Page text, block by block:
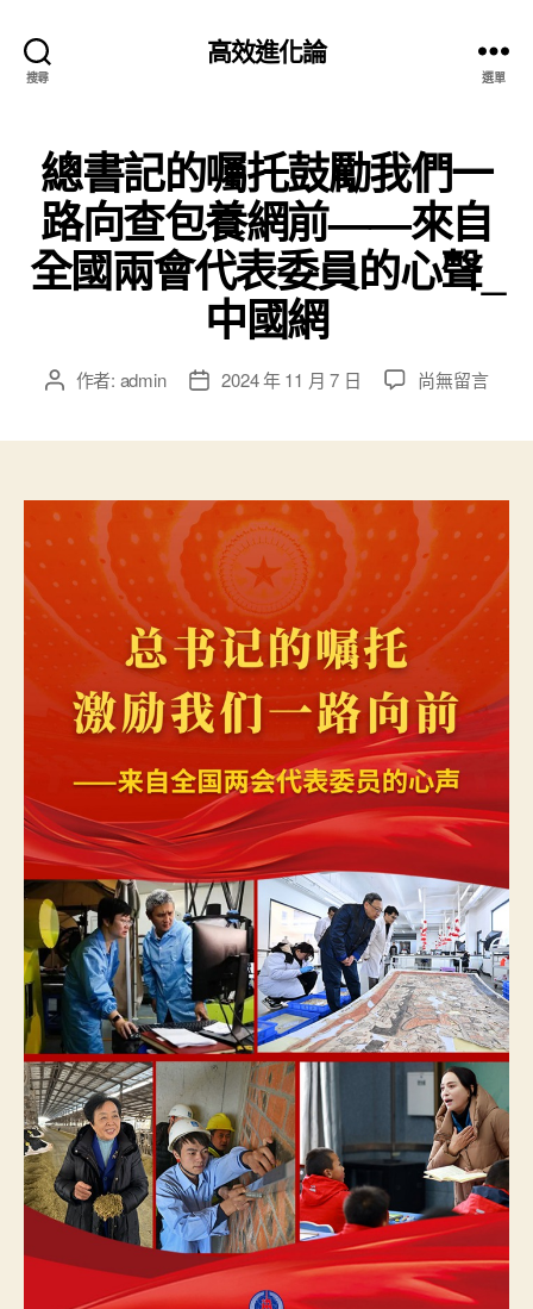
搜尋
高效進化論
選單
總書記的囑托鼓勵我們一
路向查包養網前——來自
全國兩會代表委員的心聲_
中國網
文 作者: admin
文
期
2024 年 11 月 7 日
在
囑
托
鼓
勵
我
們
路
向
查
包
養
網
——
來
自
全
國
兩
會
代
表
委
員
的
聲
_
中
國
尚無留言